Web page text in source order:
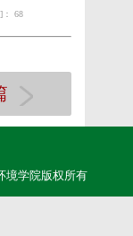
68
境学院版权所有